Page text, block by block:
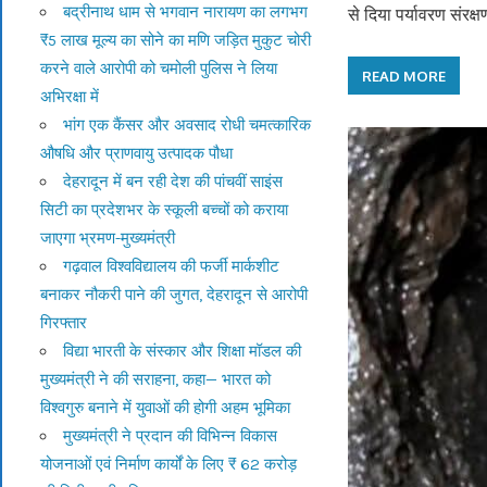
से दिया पर्यावरण
READ MORE
बद्रीनाथ धाम से भगवान नारायण का लगभग
₹5 लाख मूल्य का सोने का मणि जड़ित मुकुट चोरी
करने वाले आरोपी को चमोली पुलिस ने लिया
अभिरक्षा में
भांग एक कैंसर और अवसाद रोधी चमत्कारिक
औषधि और प्राणवायु उत्पादक पौधा
देहरादून में बन रही देश की पांचवीं साइंस
सिटी का प्रदेशभर के स्कूली बच्चों को कराया
जाएगा भ्रमण-मुख्यमंत्री
गढ़वाल विश्वविद्यालय की फर्जी मार्कशीट
बनाकर नौकरी पाने की जुगत, देहरादून से आरोपी
गिरफ्तार
विद्या भारती के संस्कार और शिक्षा मॉडल की
मुख्यमंत्री ने की सराहना, कहा— भारत को
विश्वगुरु बनाने में युवाओं की होगी अहम भूमिका
मुख्यमंत्री ने प्रदान की विभिन्न विकास
योजनाओं एवं निर्माण कार्यों के लिए ₹ 62 करोड़